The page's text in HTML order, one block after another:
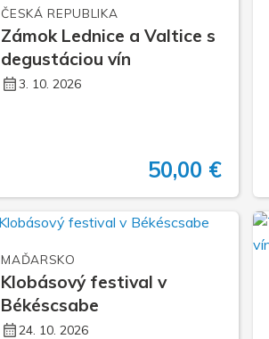
ČESKÁ REPUBLIKA
Zámok Lednice a Valtice s
degustáciou vín
3. 10. 2026
50,00 €
MAĎARSKO
Klobásový festival v
Békéscsabe
24. 10. 2026